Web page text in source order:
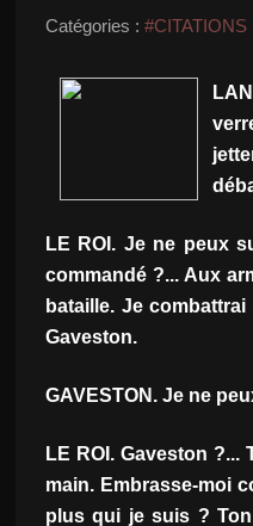
Catégories : #CITATIONS
LE ROI. Je ne peux
commandé ?... Aux
bataille. Je
Gaveston.
GAVESTON. Je ne
LE ROI. Gaveston
main. Embrasse-moi
plus qui je suis ?